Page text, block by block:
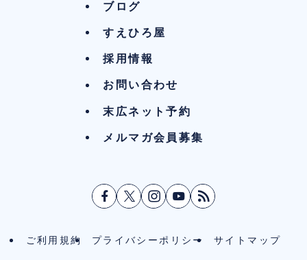
ブログ
すえひろ屋
採用情報
お問い合わせ
末広ネット予約
メルマガ会員募集
ご利用規約 プライバシーポリシー サイトマップ